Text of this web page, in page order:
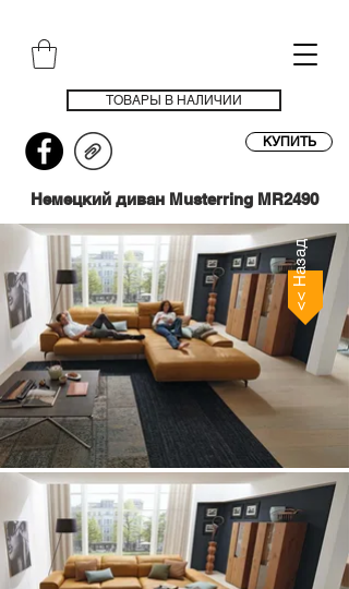
ТОВАРЫ В НАЛИЧИИ
КУПИТЬ
Немецкий диван Musterring MR2490
<< Назад